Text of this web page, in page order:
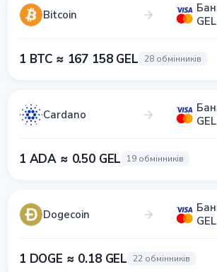
Bitcoin
GEL
1 BTC ≈ 167 158 GEL 28 обмінників
Cardano
GEL
1 ADA ≈ 0.50 GEL 19 обмінників
Dogecoin
GEL
1 DOGE ≈ 0.18 GEL 22 обмінників